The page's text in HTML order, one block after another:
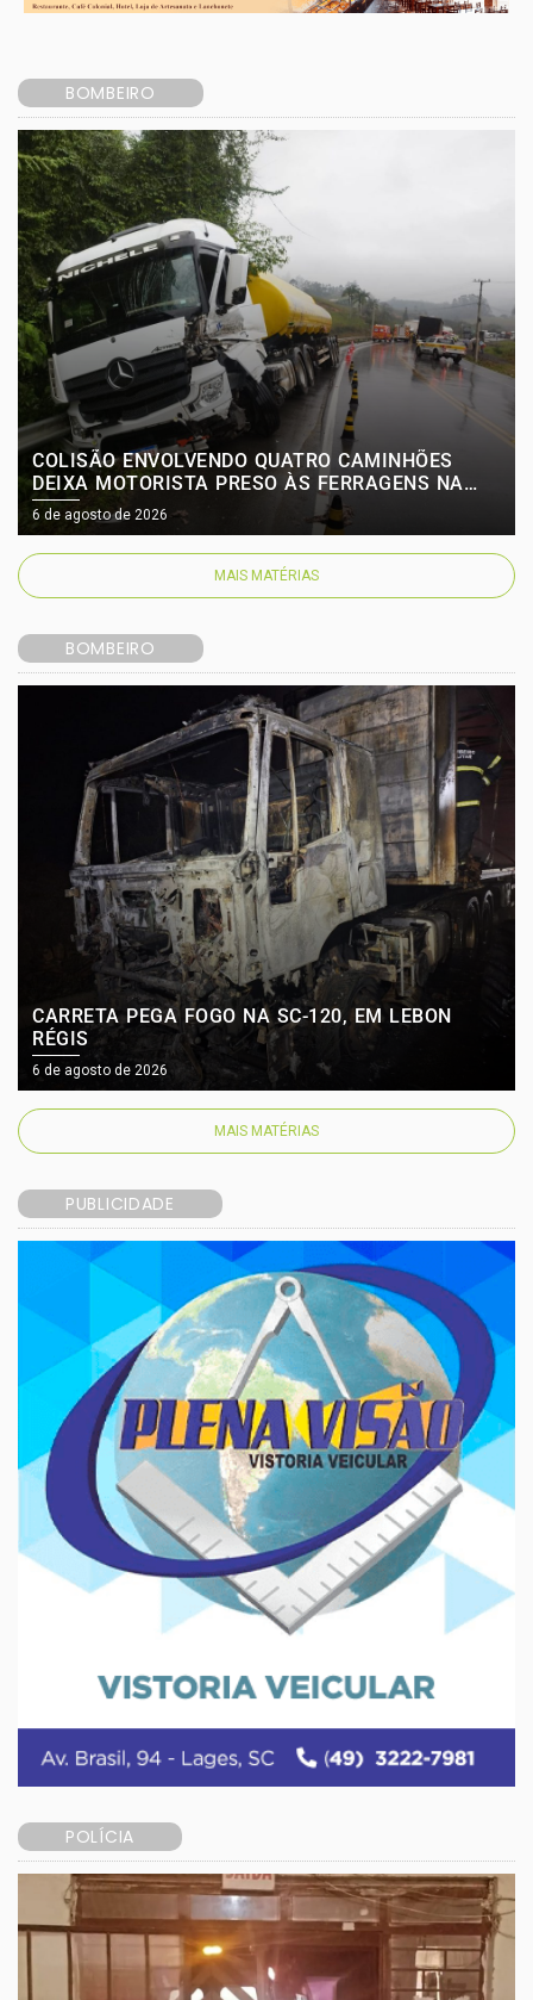
BOMBEIRO
COLISÃO ENVOLVENDO QUATRO CAMINHÕES
DEIXA MOTORISTA PRESO ÀS FERRAGENS NA
SC-350, EM RIO DO SUL
6 de agosto de 2026
MAIS MATÉRIAS
BOMBEIRO
CARRETA PEGA FOGO NA SC-120, EM LEBON
RÉGIS
6 de agosto de 2026
MAIS MATÉRIAS
PUBLICIDADE
POLÍCIA